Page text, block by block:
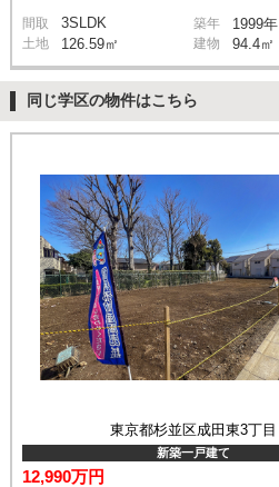
間取 3SLDK 築年 1999年
土地 126.59㎡ 建物 94.4㎡
同じ学区の物件はこちら
東京都杉並区成田東3丁目
新築一戸建て
12,990万円